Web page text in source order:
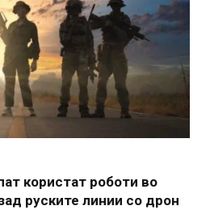
користат роботи во
руските линии со дрон